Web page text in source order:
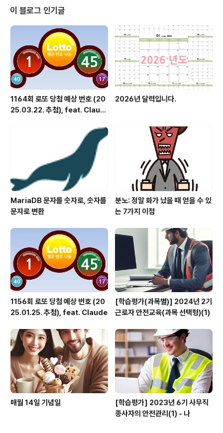
월의 희망찬 시작을 담았습니다 2세트: 7, 14, 23, 34, 4
0, 43행운의 7로 시작하는 상승세 조합2월의 따뜻한 기운
을 표현했습니다 3세트: 1, 12, 27, 33, 39, 44새로운 달
의 시작을 의미하는 1로 시작균형잡힌 성장..
이 블로그 인기글
1164회 로또 당첨 예상 번호 (20
25.03.22. 추첨), feat. Claud
2026년 달력입니다.
MariaDB 문자를 숫자로, 숫자를
문자로 변환
분노: 정말 화가 났을 때 얻을 수 있
는 7가지 이점
1156회 로또 당첨 예상 번호 (20
25.01.25. 추첨), feat. Claude
[학습평가(과목별)] 2024년 2기
근로자 안전교육(과목 선택형)(1)
매월 14일 기념일
[학습평가] 2023년 6기 사무직
종사자의 안전관리(1) - 나